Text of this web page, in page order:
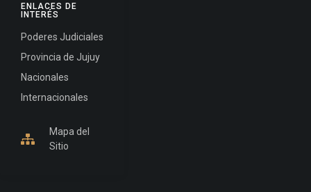
ENLACES DE
INTERÉS
Poderes Judiciales
Provincia de Jujuy
Nacionales
Internacionales
Mapa del
Sitio